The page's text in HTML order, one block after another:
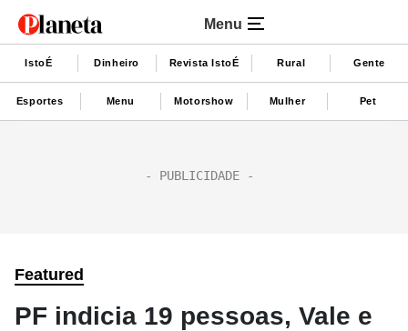
Menu
IstoÉ Dinheiro Revista IstoÉ Rural Gente
Esportes Menu Motorshow Mulher Pet
Featured
PF indicia 19 pessoas, Vale e